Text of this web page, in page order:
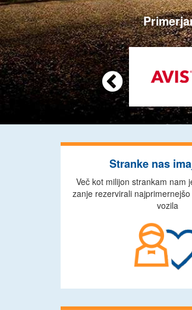

Stranke nas
Več kot milijon strankam nam
zanje rezervirali
vozila